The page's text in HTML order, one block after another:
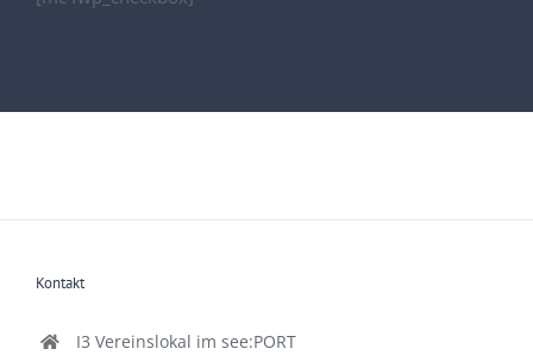
Kontakt
I3 Vereinslokal im see:PORT